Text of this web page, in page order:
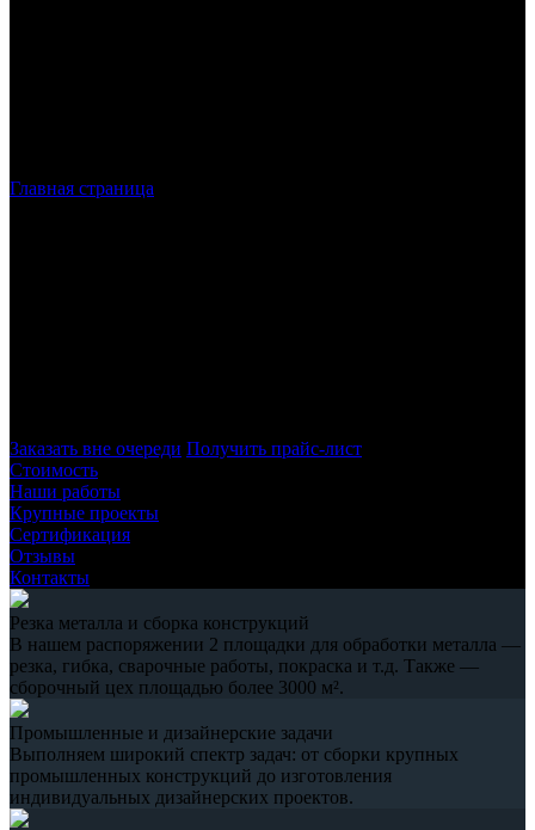
Главная страница
Заказать вне очереди Получить прайс-лист
Стоимость
Наши работы
Крупные проекты
Сертификация
Отзывы
Контакты
Резка металла и сборка конструкций
В нашем распоряжении 2 площадки для обработки металла —
резка, гибка, сварочные работы, покраска и т.д. Также —
сборочный цех площадью более 3000 м².
Промышленные и дизайнерские задачи
Выполняем широкий спектр задач: от сборки крупных
промышленных конструкций до изготовления
индивидуальных дизайнерских проектов.